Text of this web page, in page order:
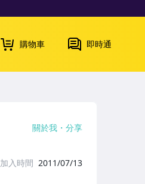
購物車 即時通
關於我 分享
加入時間 2011/07/13